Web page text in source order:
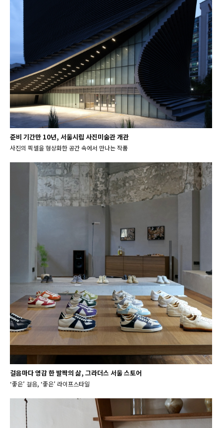
준비 기간만 10년, 서울시립 사진미술관 개관
사진의 픽셀을 형상화한 공간 속에서 만나는 작품
걸음마다 영감 한 발짝의 삶, 그라더스 서울 스토어
‘좋은’ 걸음, ‘좋은’ 라이프스타일